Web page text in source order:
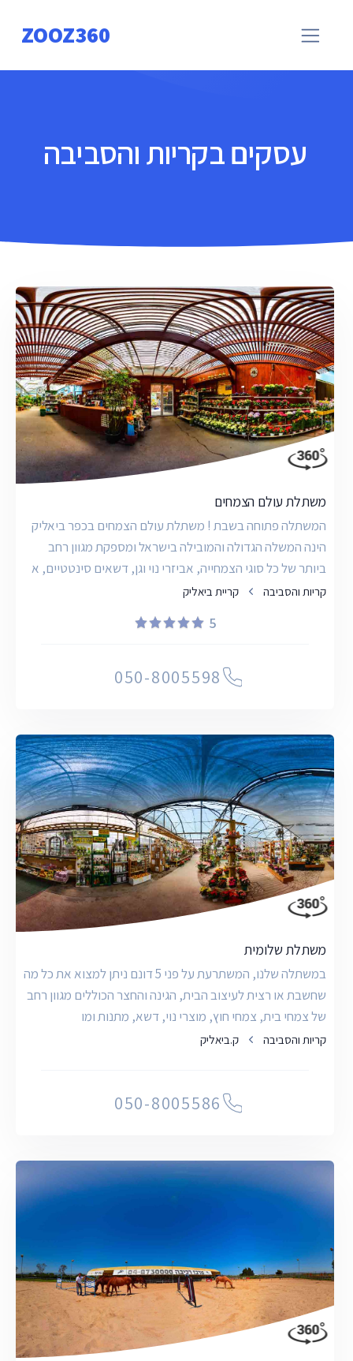
ZOOZ360
עסקים בקריות והסביבה
משתלת עולם הצמחים
המשתלה פתוחה בשבת ! משתלת עולם הצמחים בכפר ביאליק
הינה המשלה הגדולה והמובילה בישראל ומספקת מגוון רחב
ביותר של כל סוגי הצמחייה, אביזרי נוי וגן, דשאים סינטטיים, א
קריות והסביבה קריית ביאליק
5
050-8005598
משתלת שלומית
במשתלה שלנו, המשתרעת על פני 5 דונם ניתן למצוא את כל מה
שחשבת או רצית לעיצוב הבית, הגינה והחצר הכוללים מגוון רחב
של צמחי בית, צמחי חוץ, מוצרי נוי, דשא, מתנות ומו
קריות והסביבה ק.ביאליק
050-8005586